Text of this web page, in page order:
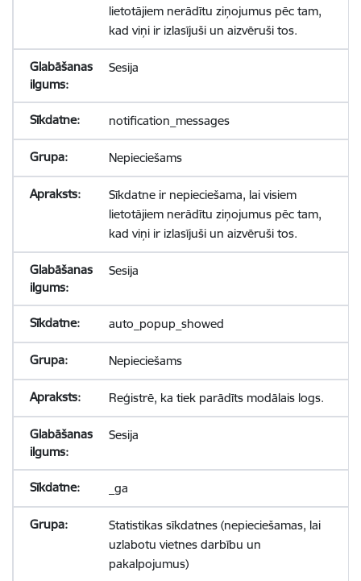
lietotājiem nerādītu ziņojumus pēc tam,
kad viņi ir izlasījuši un aizvēruši tos.
Sesija
notification_messages
Nepieciešams
Sīkdatne ir nepieciešama, lai visiem
lietotājiem nerādītu ziņojumus pēc tam,
kad viņi ir izlasījuši un aizvēruši tos.
Sesija
auto_popup_showed
Nepieciešams
Reģistrē, ka tiek parādīts modālais logs.
Sesija
_ga
Statistikas sīkdatnes (nepieciešamas, lai
uzlabotu vietnes darbību un
pakalpojumus)